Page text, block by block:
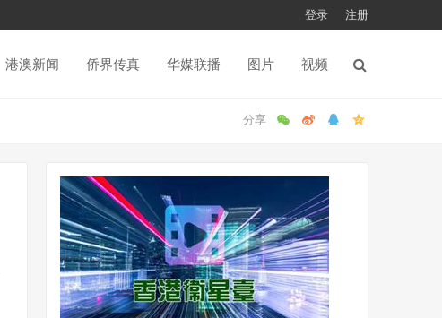
登录 注册
港澳新闻 侨界传真 华媒联播 图片 视频